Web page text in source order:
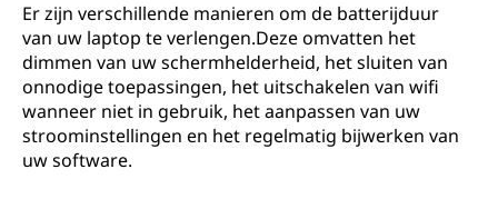
Er zijn verschillende manieren om de batterijduur
van uw laptop te verlengen.Deze omvatten het
dimmen van uw schermhelderheid, het sluiten van
onnodige toepassingen, het uitschakelen van wifi
wanneer niet in gebruik, het aanpassen van uw
stroominstellingen en het regelmatig bijwerken van
uw software.